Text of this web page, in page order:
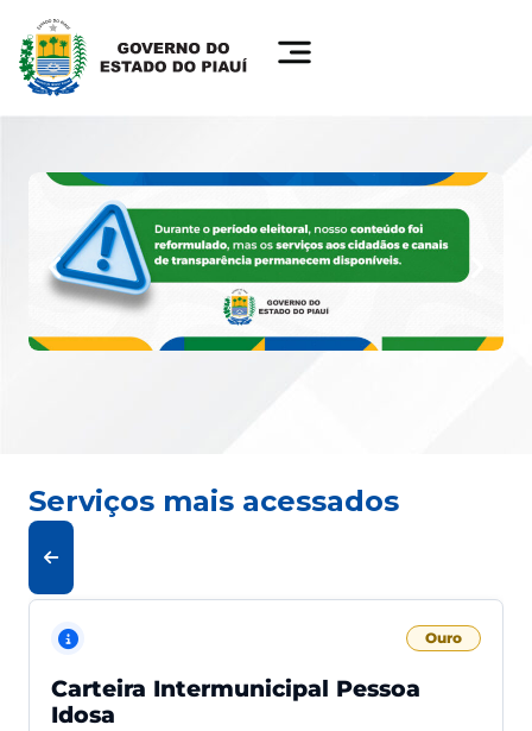
Serviços mais acessados
Ouro
Carteira Intermunicipal Pessoa
Idosa